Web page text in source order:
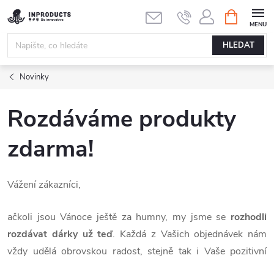
Přejít
na
obsah
HLEDAT
NÁKUPNÍ
KOŠÍK
Novinky
Rozdáváme produkty
zdarma!
Vážení zákazníci,
ačkoli jsou Vánoce ještě za humny, my jsme se rozhodli
rozdávat dárky už teď. Každá z Vašich objednávek nám
vždy udělá obrovskou radost, stejně tak i Vaše pozitivní